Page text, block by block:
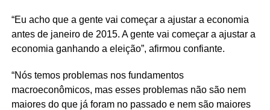
“Eu acho que a gente vai começar a ajustar a economia
antes de janeiro de 2015. A gente vai começar a ajustar a
economia ganhando a eleição”, afirmou confiante.
“Nós temos problemas nos fundamentos
macroeconômicos, mas esses problemas não são nem
maiores do que já foram no passado e nem são maiores